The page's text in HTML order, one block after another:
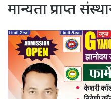
मान्यता प्राप्त